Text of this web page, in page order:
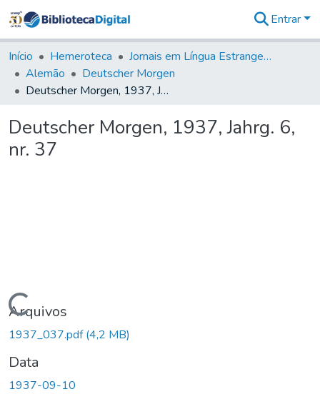
&
Coleções
Tudo na
Biblioteca
Estatísticas
Entrar
Início Hemeroteca
Jornais em Língua Estrangeira
Alemão
Deutscher Morgen
Deutscher Morgen, 1937, Jahrg. 6, nr. 37
Deutscher Morgen, 1937, Jahrg. 6,
nr. 37
Carregando...
Arquivos
1937_037.pdf(4,2 MB)
Data
1937-09-10